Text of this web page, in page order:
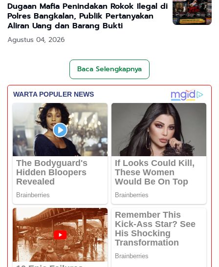
Dugaan Mafia Penindakan Rokok Ilegal di
Polres Bangkalan, Publik Pertanyakan
Aliran Uang dan Barang Bukti
Agustus 04, 2026
Baca Selengkapnya